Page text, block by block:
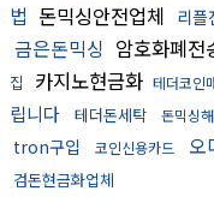
법 돈믹싱안전업체 리플
금은돈믹싱 암호화폐전
집
카지노현금화 테더코인
립니다
테더돈세탁 돈믹싱
tron구입 코인신용카드 오
검돈현금화업체